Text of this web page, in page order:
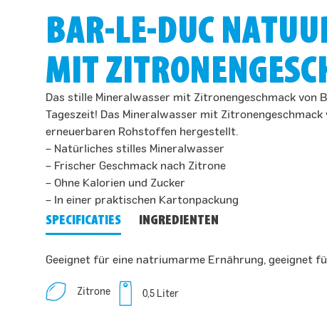
BAR-LE-DUC
MIT
Das stille Mineralwasser mit Zitronengeschmack von
Tageszeit! Das Mineralwasser mit
erneuerbaren Rohstoffen hergestellt.
– Natürliches stilles Mineralwasser
– Frischer Geschmack nach Zitrone
– Ohne Kalorien und Zucker
– In einer praktischen Kartonpackung
SPECIFICATIES INGREDIENTEN
Geeignet für eine natriumarme Ernährung, geeignet
Zitrone 0,5 Liter